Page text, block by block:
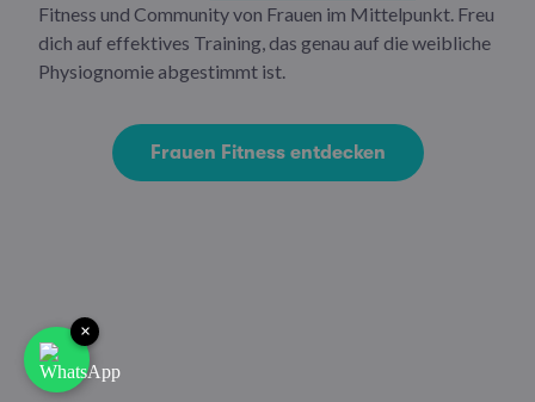
Fitness und Community von Frauen im Mittelpunkt. Freu
dich auf effektives Training, das genau auf die weibliche
Physiognomie abgestimmt ist.
Frauen Fitness entdecken
×